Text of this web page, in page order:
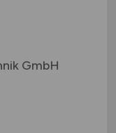
GmbH